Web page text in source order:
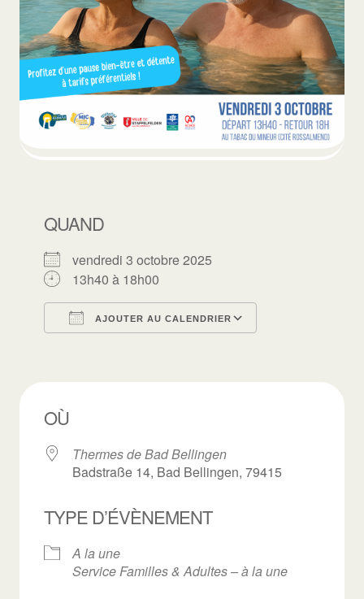
QUAND
vendredi 3 octobre 2025
13h40 à 18h00
AJOUTER AU CALENDRIER
OÙ
Thermes de Bad Bellingen
Badstraße 14, Bad Bellingen, 79415
TYPE D’ÉVÈNEMENT
A la une
Service Familles & Adultes – à la une